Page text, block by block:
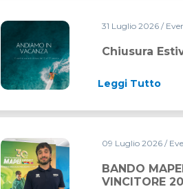
Chiusura estiva 31 Luglio 2026 /
Chiusura
Leggi Tutto
BANDO MAPEI SPORT E CAMERA
09 Luglio 2026 /
BANDO
VINCITORE